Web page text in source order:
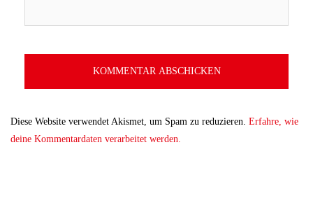
Diese Website verwendet Akismet, um Spam zu reduzieren. Erfahre, wie
deine Kommentardaten verarbeitet werden.